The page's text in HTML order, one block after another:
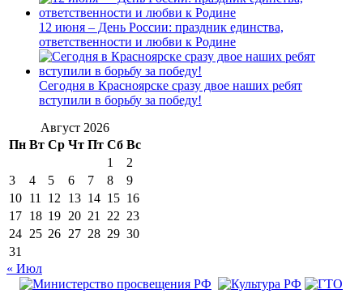
12 июня – День России: праздник единства,
ответственности и любви к Родине
Сегодня в Красноярске сразу двое наших ребят
вступили в борьбу за победу!
Август 2026
Пн Вт Ср Чт Пт Сб Вс
1
2
3
4 5 6 7 8
9
10 11 12 13 14 15 16
17 18 19 20 21 22 23
24 25 26 27 28 29 30
31
« Июл